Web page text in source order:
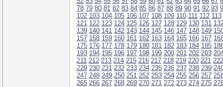
78 79 80 81 82 83 84 85 86 87 88 89 90 91 92 93
102 103 104 105 106 107 108 109 110 111 112 113
121 122 123 124 125 126 127 128 129 130 131
139 140 141 142 143 144 145 146 147 148 149
157 158 159 160 161 162 163 164 165 166 167
175 176 177 178 179 180 181 182 183 184 185
193 194 195 196 197 198 199 200 201 202 203
211 212 213 214 215 216 217 218 219 220 221 222
229 230 231 232 233 234 235 236 237 238 239
247 248 249 250 251 252 253 254 255 256 257
265 266 267 268 269 270 271 272 273 274 275